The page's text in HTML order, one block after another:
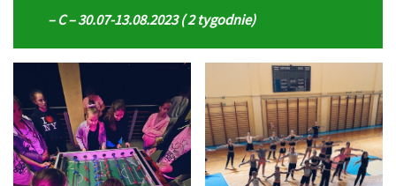
– C – 30.07-13.08.2023 ( 2 tygodnie)